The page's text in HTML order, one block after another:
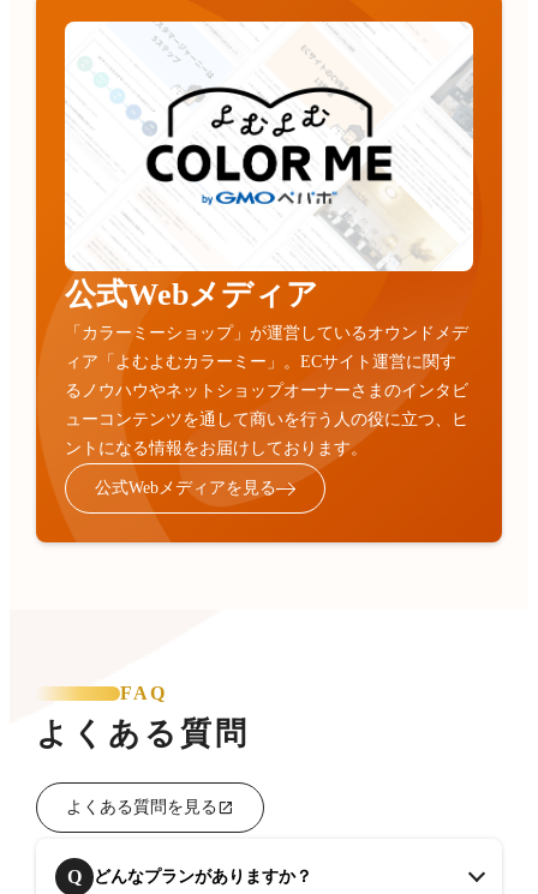
公式Webメディア
「カラーミーショップ」が運営しているオウンドメデ
ィア「よむよむカラーミー」。ECサイト運営に関す
るノウハウやネットショップオーナーさまのインタビ
ューコンテンツを通して商いを行う人の役に立つ、ヒ
ントになる情報をお届けしております。
公式Webメディアを見る
FAQ
よくある質問
よくある質問を見る
Q どんなプランがありますか？